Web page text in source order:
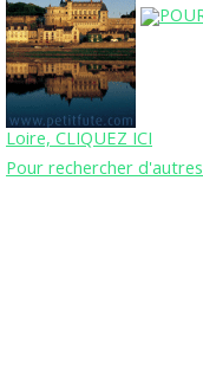
Loire, CLIQUEZ ICI
Pour rechercher